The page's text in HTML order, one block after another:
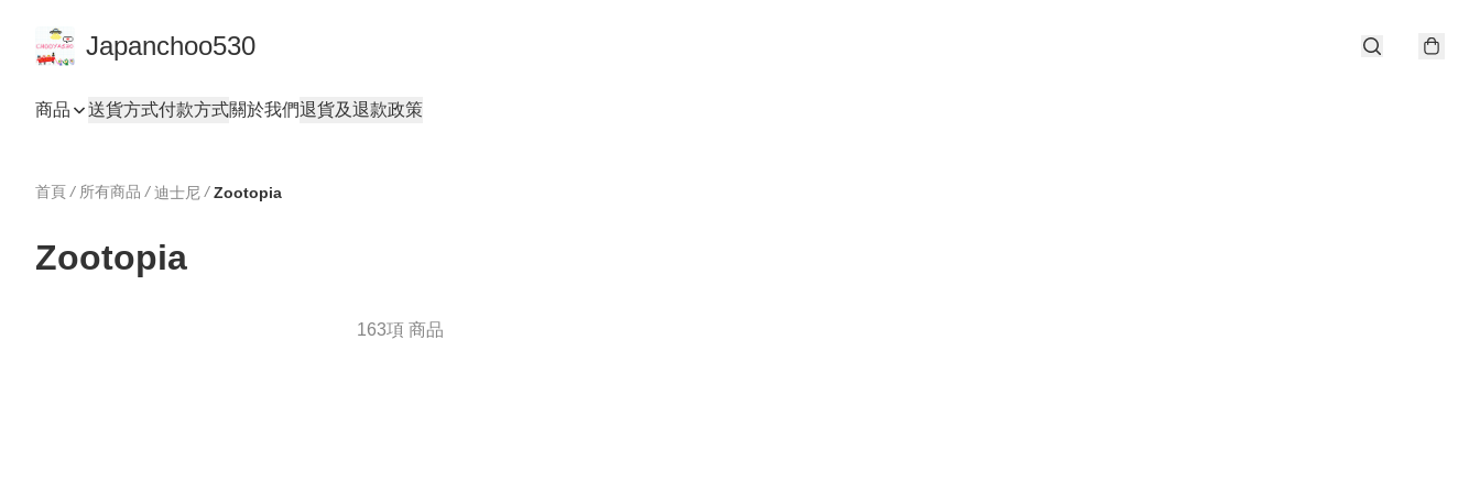
Japanchoo530
商品 送貨方式付款方式關於我們退貨及退款政策
首頁 / 所有商品 / 迪士尼 / Zootopia
Zootopia
163項 商品